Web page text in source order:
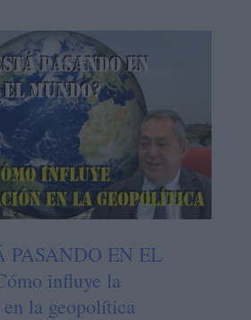
PASANDO EN EL
influye la
la geopolítica